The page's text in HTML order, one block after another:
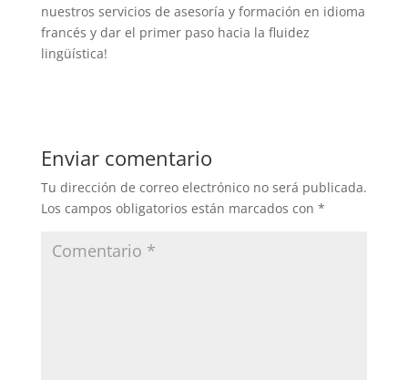
nuestros servicios de asesoría y formación en idioma
francés y dar el primer paso hacia la fluidez
lingüística!
Enviar comentario
Tu dirección de correo electrónico no será publicada.
Los campos obligatorios están marcados con *